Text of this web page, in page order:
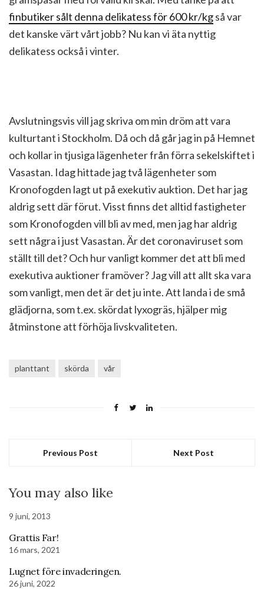
finbutiker sålt denna delikatess för 600 kr/kgså var
det kanske värt vårt jobb? Nu kan vi äta nyttig
delikatess också i vinter.
Avslutningsvis vill jag skriva om min dröm att vara
kulturtant i Stockholm. Då och då går jag in på Hemnet
och kollar in tjusiga lägenheter från förra sekelskiftet i
Vasastan. Idag hittade jag två lägenheter som
Kronofogden lagt ut på exekutiv auktion. Det har jag
aldrig sett där förut. Visst finns det alltid fastigheter
som Kronofogden vill bli av med, men jag har aldrig
sett några i just Vasastan. Är det coronaviruset som
ställt till det? Och hur vanligt kommer det att bli med
exekutiva auktioner framöver? Jag vill att allt ska vara
som vanligt, men det är det ju inte. Att landa i de små
glädjorna, som t.ex. skördat lyxogräs, hjälper mig
åtminstone att förhöja livskvaliteten.
planttant skörda vår
Previous Post Next Post
You may also like
9 juni, 2013
Grattis Far!
16 mars, 2021
Lugnet före invaderingen.
26 juni, 2022